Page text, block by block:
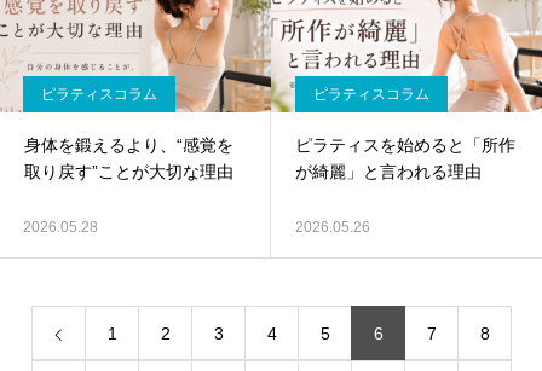
ピラティスコラム
身体を鍛えるより、“感覚を
取り戻す”ことが大切な理由
2026.05.28
ピラティスコラム
ピラティスを始めると「所作
が綺麗」と言われる理由
2026.05.26
1 2 3 4 5 6 7 8